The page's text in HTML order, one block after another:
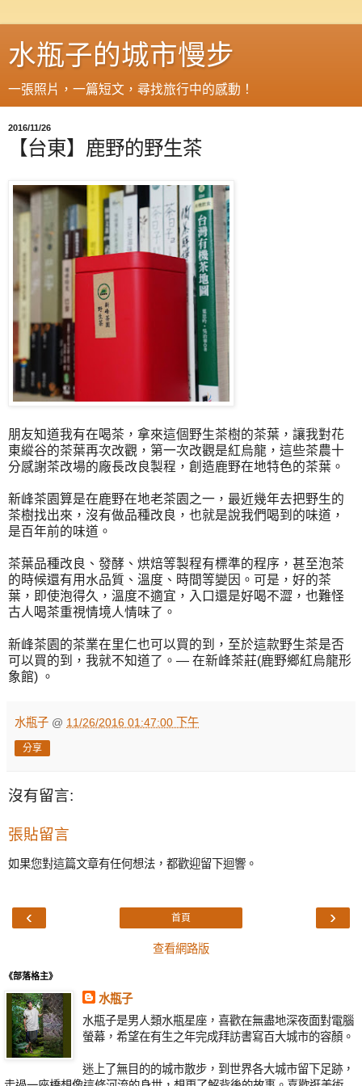
水瓶子的城市慢步
一張照片，一篇短文，尋找旅行中的感動！
2016/11/26
【台東】鹿野的野生茶
朋友知道我有在喝茶，拿來這個野生茶樹的茶葉，讓我對花
東縱谷的茶葉再次改觀，第一次改觀是紅烏龍，這些茶農十
分感謝茶改場的廠長改良製程，創造鹿野在地特色的茶葉。
新峰茶園算是在鹿野在地老茶園之一，最近幾年去把野生的
茶樹找出來，沒有做品種改良，也就是說我們喝到的味道，
是百年前的味道。
茶葉品種改良、發酵、烘焙等製程有標準的程序，甚至泡茶
的時候還有用水品質、溫度、時間等變因。可是，好的茶
葉，即使泡得久，溫度不適宜，入口還是好喝不澀，也難怪
古人喝茶重視情境人情味了。
新峰茶園的茶業在里仁也可以買的到，至於這款野生茶是否
可以買的到，我就不知道了。— 在新峰茶莊(鹿野鄉紅烏龍形
象館) 。
水瓶子 @ 11/26/2016 01:47:00 下午
分享
沒有留言:
張貼留言
如果您對這篇文章有任何想法，都歡迎留下迴響。
‹ ›
首頁
查看網路版
《部落格主》
水瓶子
水瓶子是男人類水瓶星座，喜歡在無盡地深夜面對電腦
螢幕，希望在有生之年完成拜訪書寫百大城市的容顏。
迷上了無目的的城市散步，到世界各大城市留下足跡，